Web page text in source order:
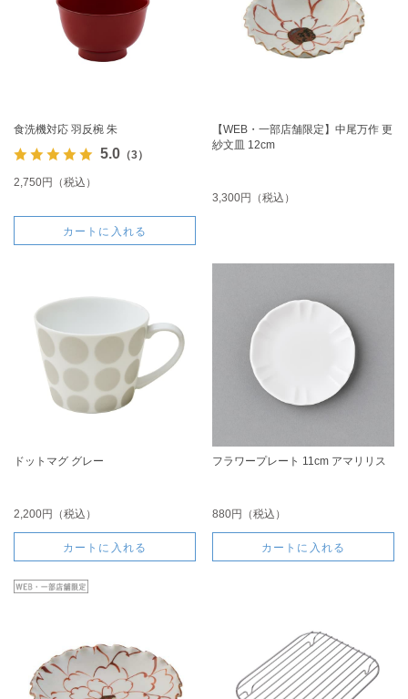
食洗機対応 羽反椀 朱
5.0（3）
2,750円（税込）
カートに入れる
【WEB・一部店舗限定】中尾万作 更
紗文皿 12cm
3,300円（税込）
ドットマグ グレー
2,200円（税込）
カートに入れる
フラワープレート 11cm アマリリス
880円（税込）
カートに入れる